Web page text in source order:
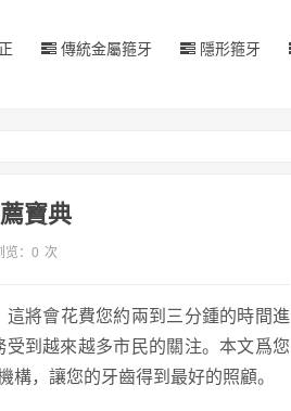
傳統金屬箍牙 隱形箍牙
寶典
览： 0 次
這將會花費您約兩到三分鍾的時間進
到越來越多市民的關注。本文爲您
，讓您的牙齒得到最好的照顧。